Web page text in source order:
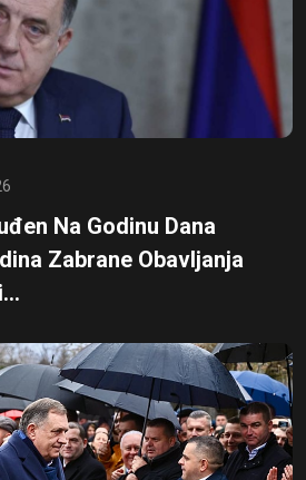
Na Godinu Dana
Zabrane Obavljanja